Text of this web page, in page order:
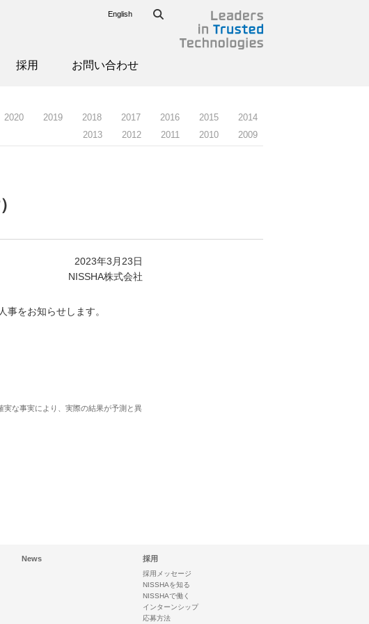
English
採用 お問い合わせ
2020 2019 2018 2017 2016 2015
2014
2013
2012 2011 2010 2009
2023年3月23日
NISSHA株式会社
をお知らせします。
な事実により、実際の結果が予測と異
News 採用
採用メッセージ
NISSHAを知る
NISSHAで働く
インターンシップ
応募方法